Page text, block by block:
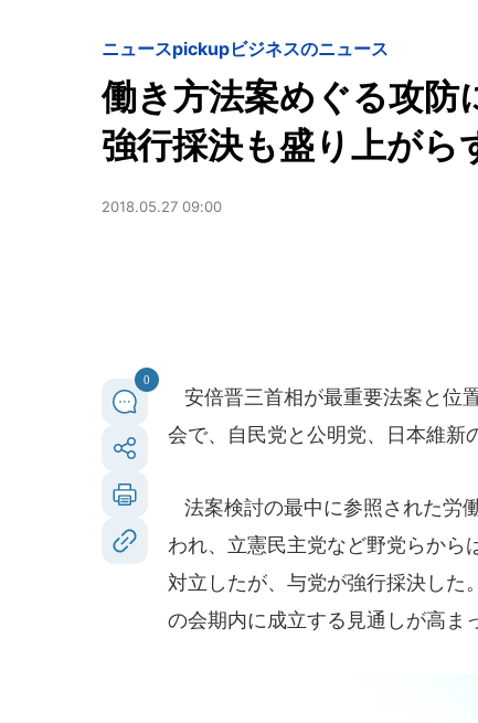
ニュースpickupビジネスのニュース
働き方法案めぐる攻防
強行採決も盛り上がら
2018.05.27 09:00
0
安倍晋三首相が最重要法案と位
会で、自民党と公明党、日本維新
法案検討の最中に参照された労
われ、立憲民主党など野党らから
対立したが、与党が強行採決し
の会期内に成立する見通しが高ま